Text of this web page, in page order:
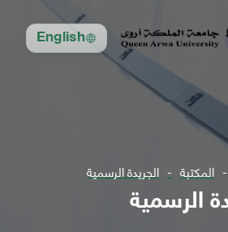
English
المكتبة الجريدة الرسمية
الرسمية